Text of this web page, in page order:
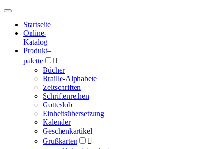
Hauptmenü
Hauptmenü
Startseite
Online-
Katalog
Produkt–
palette

Bücher
Braille-Alphabete
Zeitschriften
Schriftenreihen
Gotteslob
Einheitsübersetzung
Kalender
Geschenkartikel
Grußkarten
